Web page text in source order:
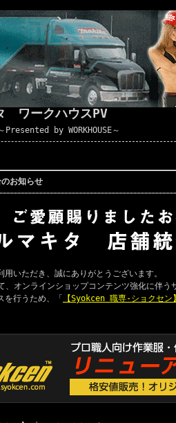
ワークハウスPV
by WORKHOUSE～
お知らせ
いただき、誠にありがとうございます。
、オンラインショップコンテンツ強化に伴
を行うため、「
【Syokcen 職専-ショクセン